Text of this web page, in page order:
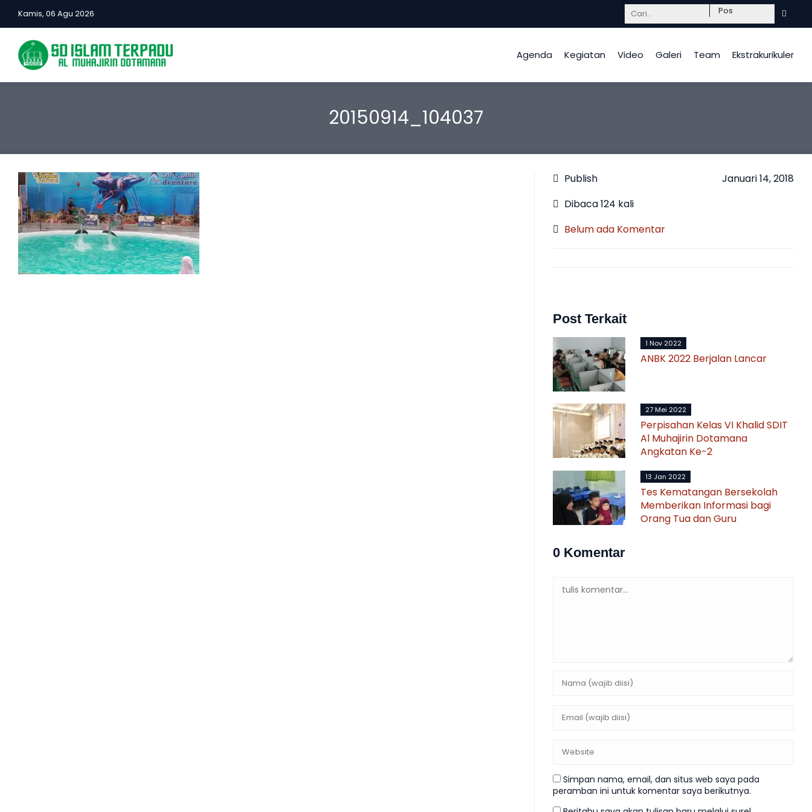
Kamis, 06 Agu 2026 Mendidik dengan hati, InsyaAllah berkah.
Agenda Kegiatan Video Galeri Team Ekstrakurikuler
20150914_104037
Publish
Januari 14, 2018
Dibaca 124 kali
Belum ada Komentar
Post Terkait
1 Nov 2022
ANBK 2022 Berjalan Lancar
27 Mei 2022
Perpisahan Kelas VI Khalid SDIT
Al Muhajirin Dotamana
Angkatan Ke-2
13 Jan 2022
Tes Kematangan Bersekolah
Memberikan Informasi bagi
Orang Tua dan Guru
0 Komentar
Simpan nama, email, dan situs web saya pada
peramban ini untuk komentar saya berikutnya.